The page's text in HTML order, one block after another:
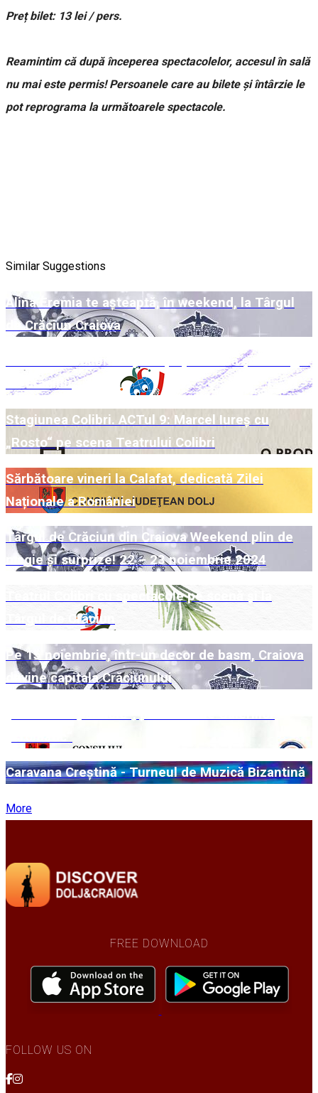
Preț bilet: 13 lei / pers.
Reamintim că după începerea spectacolelor, accesul în sală
nu mai este permis! Persoanele care au bilete și întârzie le
pot reprograma la următoarele spectacole.
Similar Suggestions
Alina Eremia te așteaptă, în weekend, la Târgul
de Crăciun Craiova
Week-end Colibri cu povești pe scenă și la Târgul
de Crăciun
Stagiunea Colibri. ACTul 9: Marcel Iureș cu
„Rosto“ pe scena Teatrului Colibri
Sărbătoare vineri la Calafat, dedicată Zilei
Naționale a României
Târgul de Crăciun din Craiova Weekend plin de
magie și surprize! 22 – 23 noiembrie 2024
Teatrul Colibri cu spectacole pe scenă și la
Târgul de Crăciun
Pe 15 noiembrie, într-un decor de basm, Craiova
devine capitala Crăciunului
Caravana Creștină - Turneul de Muzică Bizantină
More
FREE DOWNLOAD
FOLLOW US ON